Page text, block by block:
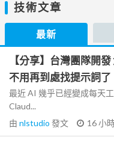
技術文章
最新
【分享】台灣團隊開
不用再到處找提示詞了
最近 AI 幾乎已經變成每天
Claud...
由 nlstudio 發文 16 小